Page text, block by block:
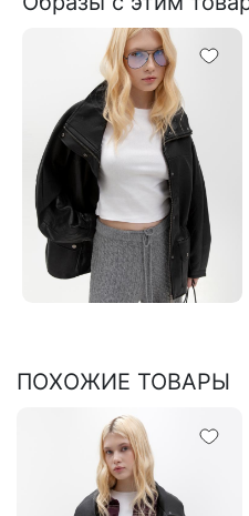
ПОХОЖИЕ ТОВАРЫ